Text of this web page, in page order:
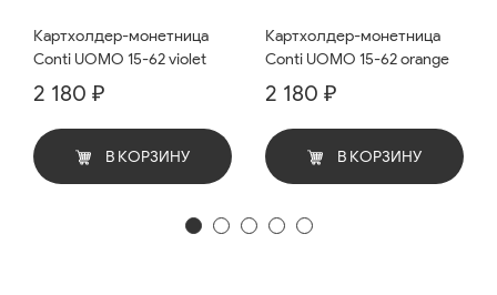
Картхолдер-монетница
Conti UOMO 15-62 violet
2 180 ₽
В КОРЗИНУ
Картхолдер-монетница
Conti UOMO 15-62 orange
2 180 ₽
В КОРЗИНУ